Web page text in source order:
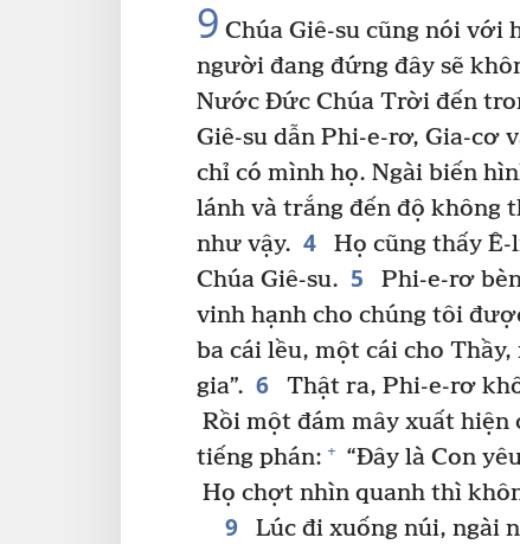
9 Chúa Giê-su cũng nói với
người đang đứng đây sẽ
Nước Đức Chúa Trời đến
Giê-su dẫn Phi-e-rơ, Gia-cơ
chỉ có mình họ. Ngài biến
lánh và trắng đến độ không
như vậy. 4
Họ cũng thấy
Chúa Giê-su. 5 Phi-e-rơ
vinh hạnh cho chúng tôi
ba cái lều, một cái cho
gia”. 6 Thật ra, Phi-e-rơ
Rồi một đám mây xuất hiện
tiếng phán: + “Đây là Con
Họ chợt nhìn quanh thì
9
Lúc đi xuống núi, ngài